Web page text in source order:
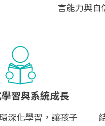
言能力與自
習與系統成長
深化學習，讓孩子